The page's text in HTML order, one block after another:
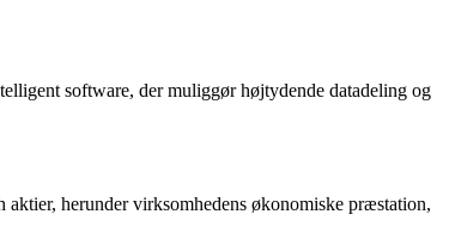
software, der muliggør højtydende datadeling og
herunder virksomhedens økonomiske præstation,